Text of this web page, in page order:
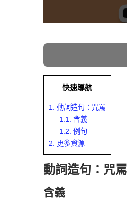
快速導航
1. 動詞造句：咒罵
1.1. 含義
1.2. 例句
2. 更多資源
動詞造句：咒罵
含義